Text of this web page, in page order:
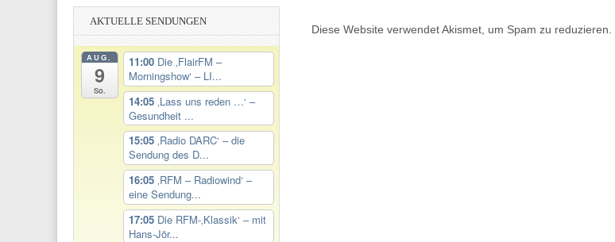
Diese Website verwendet Akismet, um Spam zu reduzieren.
AKTUELLE SENDUNGEN
AUG.
9
So.
11:00 Die ‚FlairFM –
Morningshow‘ – LI...
14:05 ‚Lass uns reden …‘ –
Gesundheit ...
15:05 ‚Radio DARC‘ – die
Sendung des D...
16:05 ‚RFM – Radiowind‘ –
eine Sendung...
17:05 Die RFM-‚Klassik‘ – mit
Hans-Jör...